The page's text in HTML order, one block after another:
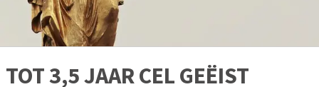
TOT 3,5 JAAR CEL GEËIST